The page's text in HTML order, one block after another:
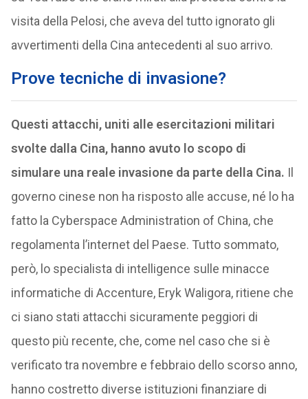
visita della Pelosi, che aveva del tutto ignorato gli
avvertimenti della Cina antecedenti al suo arrivo.
Prove tecniche di invasione?
Questi attacchi, uniti alle esercitazioni militari
svolte dalla Cina, hanno avuto lo scopo di
simulare una reale invasione da parte della Cina. Il
governo cinese non ha risposto alle accuse, né lo ha
fatto la Cyberspace Administration of China, che
regolamenta l’internet del Paese. Tutto sommato,
però, lo specialista di intelligence sulle minacce
informatiche di Accenture, Eryk Waligora, ritiene che
ci siano stati attacchi sicuramente peggiori di
questo più recente, che, come nel caso che si è
verificato tra novembre e febbraio dello scorso anno,
hanno costretto diverse istituzioni finanziare di